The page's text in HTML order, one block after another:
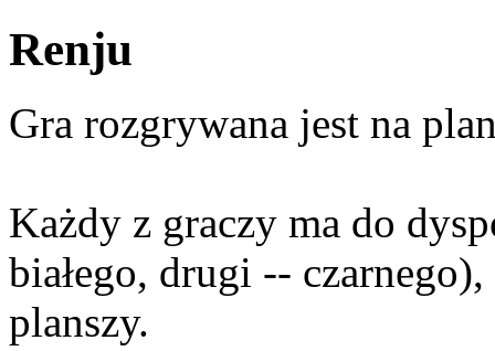
Renju
Gra rozgrywana jest na
Każdy z graczy ma do
białego, drugi --
planszy.